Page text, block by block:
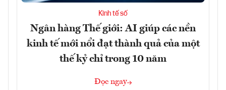
Kinh tế số
Ngân hàng Thế giới: AI giúp các nền
kinh tế mới nổi đạt thành quả của một
thế kỷ chỉ trong 10 năm
Đọc ngay